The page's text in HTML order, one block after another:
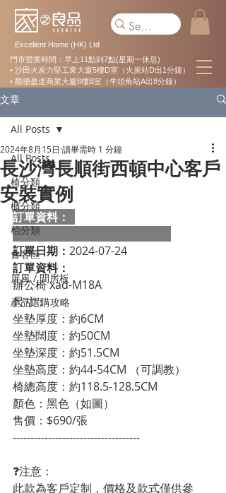
Excellent Home (HK) Ltd
門市營業時間：早上11點到7點(星期一休息)
• 沙田火炭力堅工業大廈5樓D室（火炭站D出1分鐘）
• 觀塘盈達商業大廈8樓B室（牛頭角站A出8分鐘）
文章
All Posts
椅分類
櫃分類
枱分類
會客區
屏風 / 間房板
產品選購攻略
All Posts
長沙灣長順街西頓中心客戶
安裝實例
2024年8月15日 讀畢需時 1 分鐘
訂單資料：
訂單日期： 2024-07-24
訂單資料：
辦公椅 xad-M18A
尺寸：
坐墊厚度：約6CM
坐墊闊度：約50CM
坐墊深度：約51.5CM
坐墊高度：約44-54CM （可調教）
椅總高度：約118.5-128.5CM
顏色：黑色（如圖）
售價：$690/張
------------------------------------
❓注意：
此款為客戶定制，價格及款式僅供參